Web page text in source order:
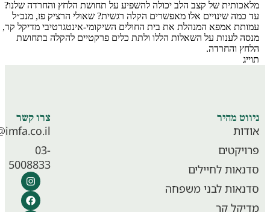
של קצב הלב יכולה להשפיע על תחושת הלחץ והחרדה שלנו?
שינויים אלו מאפשרים הקלה רגשית? שאולי הרציק פז, מנכ״ל
אמפא המנהלת את בית החולים השיקומי-אינטגרטיבי מדיקל קר,
לענות על השאלות הללו ולתת כלים פרקטיים להקלה בתחושת
והחרדה.
מרכז חוסן וטיפולים אינטגרטיביים
מהיר
לחיילים
לבני משפחה
קר
צרו קשר
info@imfa.co.il
5008833